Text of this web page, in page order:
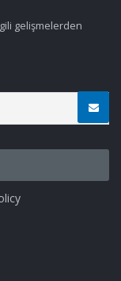
gelişmelerden